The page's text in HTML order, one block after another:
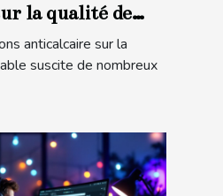
la qualité de
anticalcaire sur la
suscite de nombreux